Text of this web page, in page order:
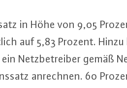
in Höhe von 9,05
auf 5,83 Prozent. Hinzu
Netz­be­trei­ber gemäß
anrechnen. 60